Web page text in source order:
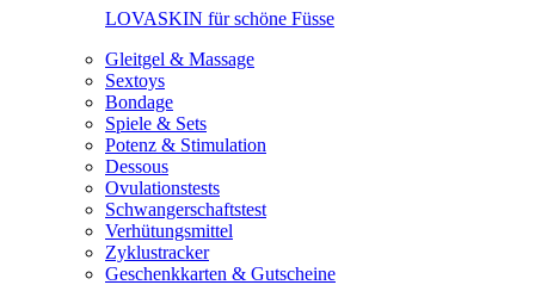
LOVASKIN für schöne Füsse
Gleitgel & Massage
Sextoys
Bondage
Spiele & Sets
Potenz & Stimulation
Dessous
Ovulationstests
Schwangerschaftstest
Verhütungsmittel
Zyklustracker
Geschenkkarten & Gutscheine